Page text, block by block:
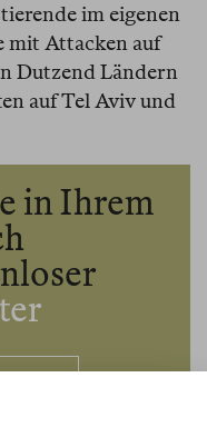
im eigenen
mit Attacken auf
Dutzend Ländern
auf Tel Aviv und
in Ihrem